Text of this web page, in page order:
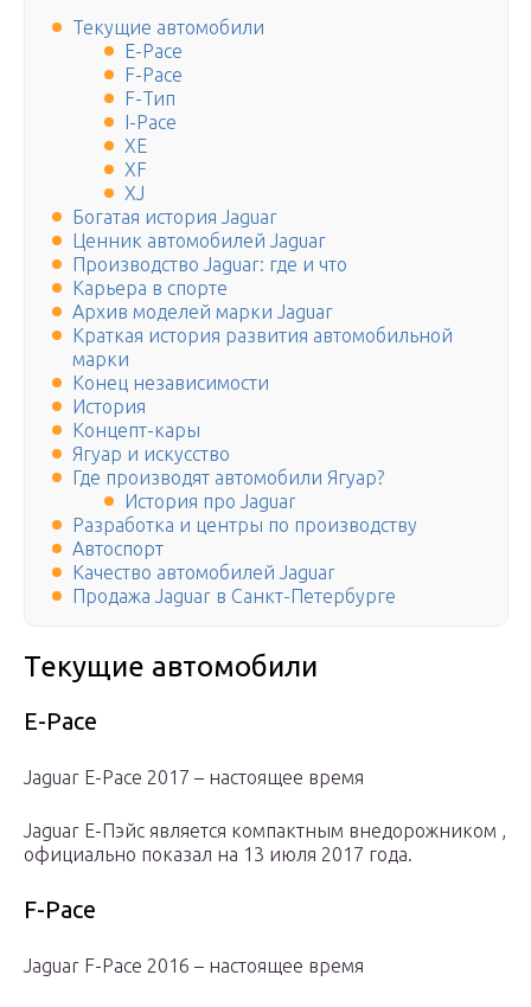
Текущие автомобили
E-Pace
F-Pace
F-Тип
I-Pace
XE
XF
XJ
Богатая история Jaguar
Ценник автомобилей Jaguar
Производство Jaguar: где и что
Карьера в спорте
Архив моделей марки Jaguar
Краткая история развития автомобильной
марки
Конец независимости
История
Концепт-кары
Ягуар и искусство
Где производят автомобили Ягуар?
История про Jaguar
Разработка и центры по производству
Автоспорт
Качество автомобилей Jaguar
Продажа Jaguar в Санкт-Петербурге
Текущие автомобили
E-Pace
Jaguar E-Pace 2017 – настоящее время
Jaguar E-Пэйс является компактным внедорожником ,
официально показал на 13 июля 2017 года.
F-Pace
Jaguar F-Pace 2016 – настоящее время